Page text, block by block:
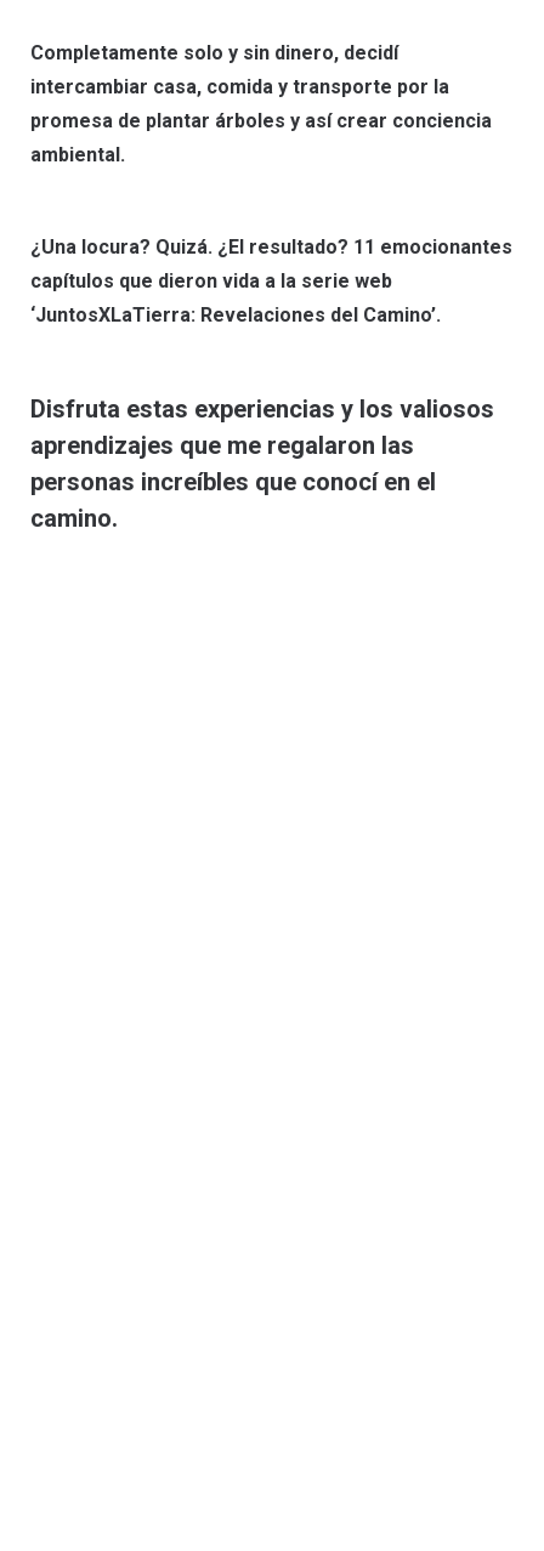
Completamente solo y sin dinero, decidí
intercambiar casa, comida y transporte por la
promesa de plantar árboles y así crear conciencia
ambiental.
¿Una locura? Quizá. ¿El resultado? 11 emocionantes
capítulos que dieron vida a la serie web
‘JuntosXLaTierra: Revelaciones del Camino’.
Disfruta estas experiencias y los valiosos
aprendizajes que me regalaron las
personas increíbles que conocí en el
camino.